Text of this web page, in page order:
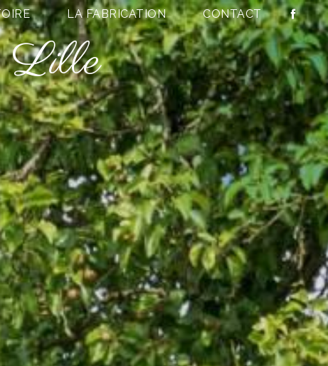
LA FABRICATION CONTACT
Lille